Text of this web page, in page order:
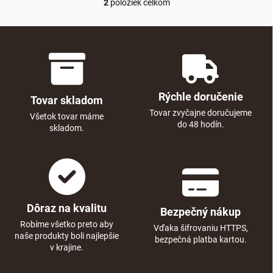
Ovládacie prvky výpisu
2položiek celkom
Tovar skladom
Všetok tovar máme
skladom.
Rýchle doručenie
Tovar zvyčajne doručujeme
do 48 hodín.
Dôraz na kvalitu
Robíme všetko preto aby
naše produkty boli najlepšie
v krajine.
Bezpečný nákup
Vďaka šifrovaniu HTTPS,
bezpečná platba kartou.